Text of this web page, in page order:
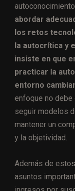
abordar
los retos
la autocrítica y
insiste en que
practicar la
entorno
enfoque no debe
seguir modelos
mantener un
y la objetividad.
Además de
asuntos